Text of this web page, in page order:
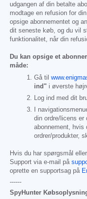
udgangen af din betalte
modtage en refusion for
opsige abonnementet og
dit seneste køb, og du vil
funktionalitet, når din
Du kan opsige et
måde:
Gå til
ind" i øverste
Log ind med dit
I
din ordre/licens er
abonnement,
ordrer/produkter,
Hvis du har spørgsmål
Support via e-mail på
oprette en supportsag på
------
SpyHunter